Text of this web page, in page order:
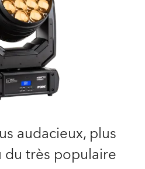
audacieux, plus
du très populaire